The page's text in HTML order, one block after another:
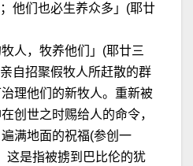
他们也必生养众多」(耶廿
人，牧养他们」(耶廿三
自招聚假牧人所赶散的群
理他们的新牧人。重新被
创世之时赐给人的命令，
满地面的祝福(参创一
这是指被掳到巴比伦的犹